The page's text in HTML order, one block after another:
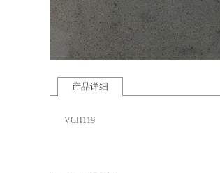
产品详细
VCH119